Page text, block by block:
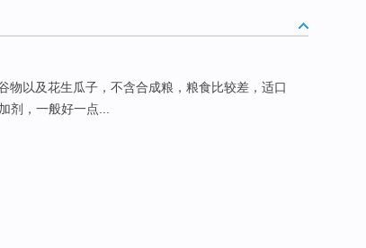
物以及花生瓜子，不含合成粮，粮食比较差，适口
剂，一般好一点...